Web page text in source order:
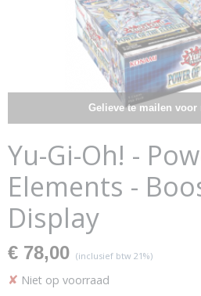
Gelieve te mailen voor
Yu-Gi-Oh! -
Elements -
Display
€ 78,00 (inclusief btw 21%)
✘ Niet op voorraad